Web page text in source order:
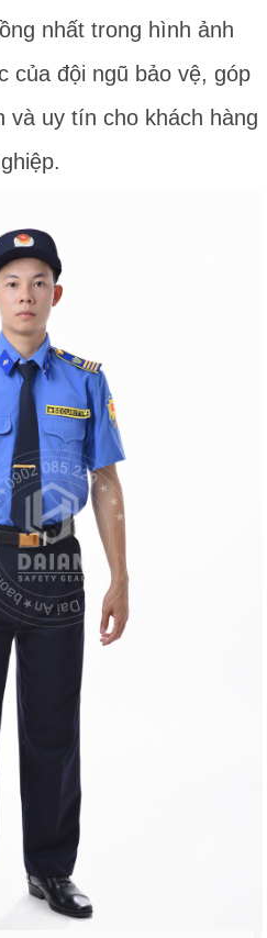
nhất trong hình ảnh
của đội ngũ bảo vệ, góp
và uy tín cho khách hàng